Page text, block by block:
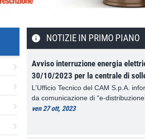
NOTIZIE IN PRIMO PIANO
Avviso interruzione energia
30/10/2023 per la centrale di
L'Ufficio Tecnico del CAM S.p.A.
da comunicazione di “e-
ven 27 ott, 2023